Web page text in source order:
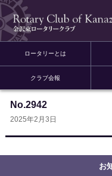
ロータリーとは
クラブ会報
No.2942
2025年2月3日